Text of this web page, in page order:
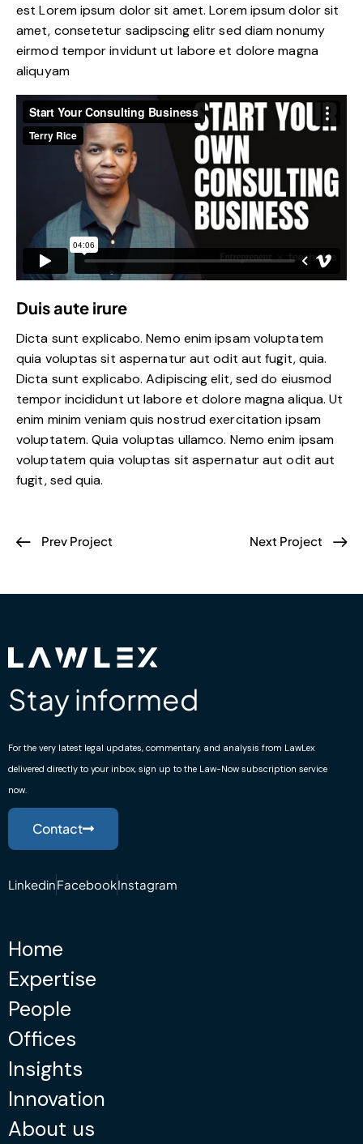
est Lorem ipsum dolor sit amet. Lorem ipsum dolor sit
amet, consetetur sadipscing elitr sed diam nonumy
eirmod tempor invidunt ut labore et dolore magna
aliquyam
Duis aute irure
Dicta sunt explicabo. Nemo enim ipsam voluptatem
quia voluptas sit aspernatur aut odit aut fugit, quia.
Dicta sunt explicabo. Adipiscing elit, sed do eiusmod
tempor incididunt ut labore et dolore magna aliqua. Ut
enim minim veniam quis nostrud exercitation ipsam
voluptatem. Quia voluptas ullamco. Nemo enim ipsam
voluptatem quia voluptas sit aspernatur aut odit aut
fugit, sed quia.
Prev Project Next Project
Stay informed
For the very latest legal updates, commentary, and analysis from LawLex
delivered directly to your inbox, sign up to the Law-Now subscription service
now.
Contact
LinkedinFacebookInstagram
Home
Expertise
People
Offices
Insights
Innovation
About us